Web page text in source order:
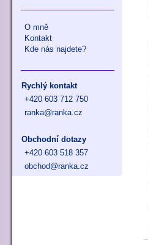
O mně
Kontakt
Kde nás najdete?
Rychlý kontakt
+420 603 712 750
ranka@ranka.cz
Obchodní dotazy
+420 603 518 357
obchod@ranka.cz